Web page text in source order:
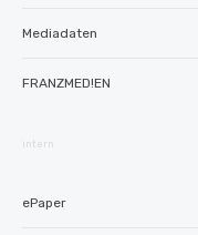
Mediadaten
FRANZMED!EN
intern
ePaper